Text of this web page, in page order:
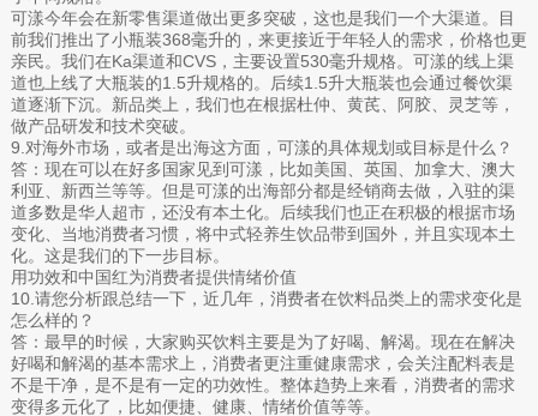
可漾今年会在新零售渠道做出更多突破，这也是我们一个大渠道。目
前我们推出了小瓶装368毫升的，来更接近于年轻人的需求，价格也更
亲民。我们在Ka渠道和CVS，主要设置530毫升规格。可漾的线上渠
道也上线了大瓶装的1.5升规格的。后续1.5升大瓶装也会通过餐饮渠
道逐渐下沉。新品类上，我们也在根据杜仲、黄芪、阿胶、灵芝等，
做产品研发和技术突破。
9.对海外市场，或者是出海这方面，可漾的具体规划或目标是什么？
答：现在可以在好多国家见到可漾，比如美国、英国、加拿大、澳大
利亚、新西兰等等。但是可漾的出海部分都是经销商去做，入驻的渠
道多数是华人超市，还没有本土化。后续我们也正在积极的根据市场
变化、当地消费者习惯，将中式轻养生饮品带到国外，并且实现本土
化。这是我们的下一步目标。
用功效和中国红为消费者提供情绪价值
10.请您分析跟总结一下，近几年，消费者在饮料品类上的需求变化是
怎么样的？
答：最早的时候，大家购买饮料主要是为了好喝、解渴。现在在解决
好喝和解渴的基本需求上，消费者更注重健康需求，会关注配料表是
不是干净，是不是有一定的功效性。整体趋势上来看，消费者的需求
变得多元化了，比如便捷、健康、情绪价值等等。